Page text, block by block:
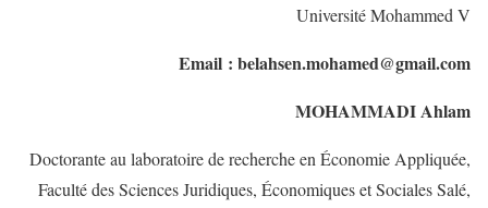
Université Mohammed V
Email : belahsen.mohamed@gmail.com
MOHAMMADI Ahlam
Doctorante au laboratoire de recherche en Économie Appliquée,
Faculté des Sciences Juridiques, Économiques et Sociales Salé,